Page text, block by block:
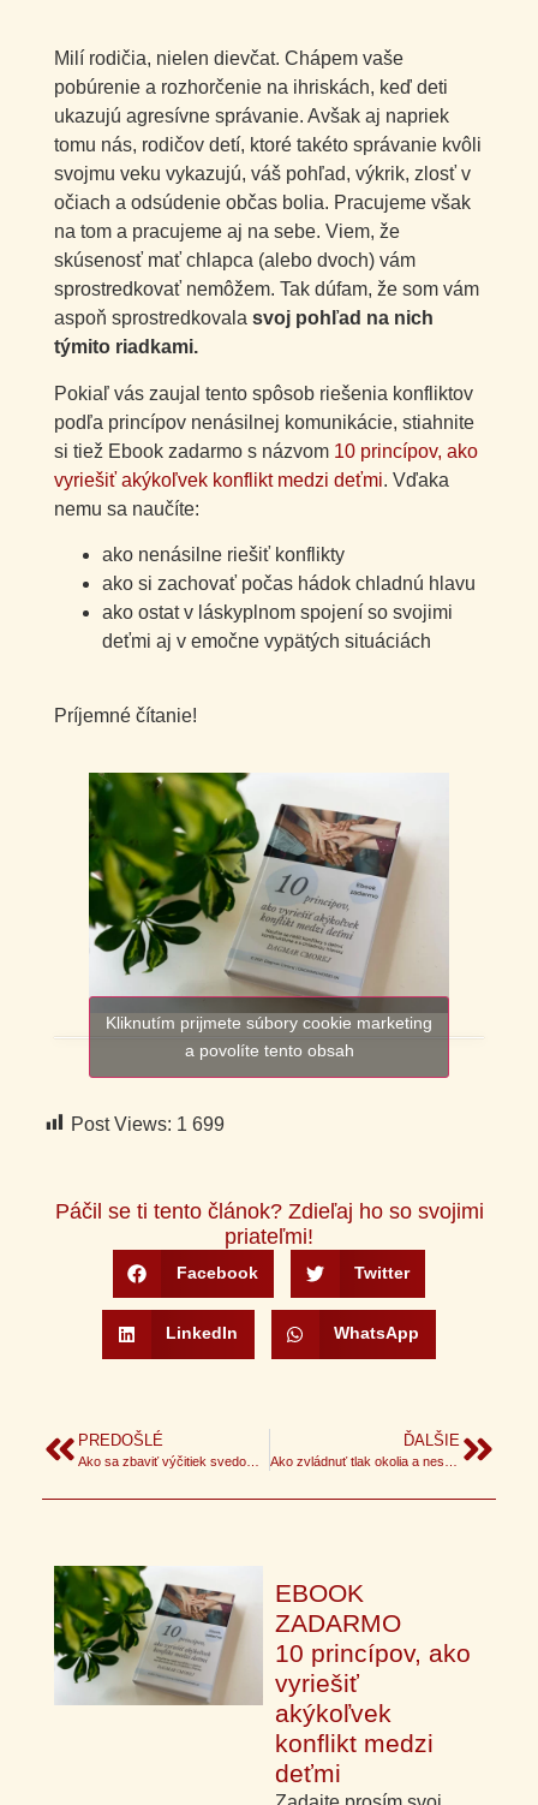
Milí rodičia, nielen dievčat. Chápem vaše
pobúrenie a rozhorčenie na ihriskách, keď deti
ukazujú agresívne správanie. Avšak aj napriek
tomu nás, rodičov detí, ktoré takéto správanie kvôli
svojmu veku vykazujú, váš pohľad, výkrik, zlosť v
očiach a odsúdenie občas bolia. Pracujeme však
na tom a pracujeme aj na sebe. Viem, že
skúsenosť mať chlapca (alebo dvoch) vám
sprostredkovať nemôžem. Tak dúfam, že som vám
aspoň sprostredkovala svoj pohľad na nich
týmito riadkami.
Pokiaľ vás zaujal tento spôsob riešenia konfliktov
podľa princípov nenásilnej komunikácie, stiahnite
si tiež Ebook zadarmo s názvom 10 princípov, ako
vyriešiť akýkoľvek konflikt medzi deťmi. Vďaka
nemu sa naučíte:
ako nenásilne riešiť konflikty
ako si zachovať počas hádok chladnú hlavu
ako ostat v láskyplnom spojení so svojimi
deťmi aj v emočne vypätých situáciách
Príjemné čítanie!
Kliknutím prijmete súbory cookie marketing
a povolíte tento obsah
Post Views: 1 699
Páčil se ti tento článok? Zdieľaj ho so svojimi
priateľmi!
Facebook Twitter
LinkedIn WhatsApp
PREDOŠLÉ ĎALŠIE
EBOOK
ZADARMO
10 princípov, ako
vyriešiť
akýkoľvek
konflikt medzi
deťmi